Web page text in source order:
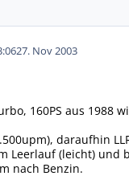
27. Nov 2003
160PS aus 1988
daraufhin
Leerlauf (leicht)
nach Benzin.